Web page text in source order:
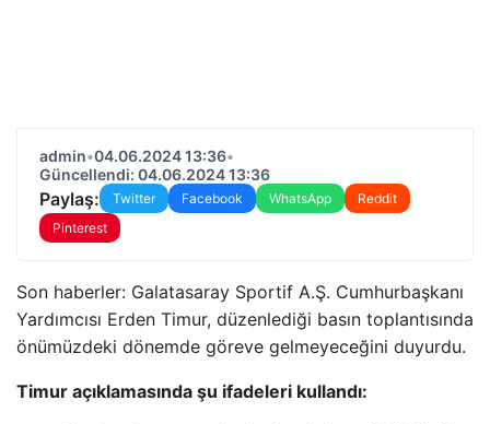
admin•04.06.2024 13:36•
Güncellendi: 04.06.2024 13:36
Paylaş: Twitter Facebook WhatsApp
Reddit
Pinterest
Son haberler: Galatasaray Sportif A.Ş. Cumhurbaşkanı
Yardımcısı Erden Timur, düzenlediği basın toplantısında
önümüzdeki dönemde göreve gelmeyeceğini duyurdu.
Timur açıklamasında şu ifadeleri kullandı: